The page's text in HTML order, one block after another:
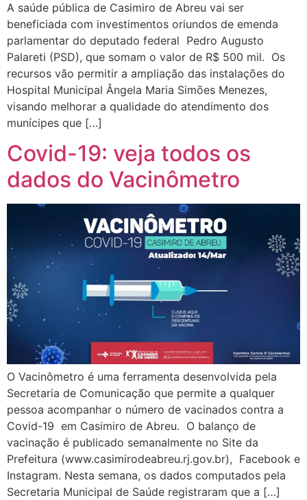
A saúde pública de Casimiro de Abreu vai ser
beneficiada com investimentos oriundos de emenda
parlamentar do deputado federal Pedro Augusto
Palareti (PSD), que somam o valor de R$ 500 mil. Os
recursos vão permitir a ampliação das instalações do
Hospital Municipal Ângela Maria Simões Menezes,
visando melhorar a qualidade do atendimento dos
munícipes que […]
Covid-19: veja todos os
dados do Vacinômetro
O Vacinômetro é uma ferramenta desenvolvida pela
Secretaria de Comunicação que permite a qualquer
pessoa acompanhar o número de vacinados contra a
Covid-19 em Casimiro de Abreu. O balanço de
vacinação é publicado semanalmente no Site da
Prefeitura (www.casimirodeabreu.rj.gov.br), Facebook e
Instagram. Nesta semana, os dados computados pela
Secretaria Municipal de Saúde registraram que a […]